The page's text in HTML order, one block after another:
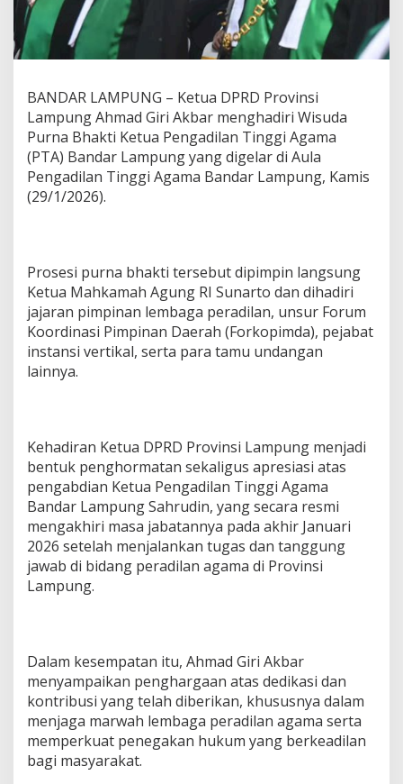
d
i
i
u
r
n
a
B
h
e
t
u
a
P
T
a
r
L
a
m
p
u
n
BANDAR LAMPUNG – Ketua DPRD Provinsi
Lampung Ahmad Giri Akbar menghadiri Wisuda
Purna Bhakti Ketua Pengadilan Tinggi Agama
(PTA) Bandar Lampung yang digelar di Aula
Pengadilan Tinggi Agama Bandar Lampung, Kamis
(29/1/2026).
Prosesi purna bhakti tersebut dipimpin langsung
Ketua Mahkamah Agung RI Sunarto dan dihadiri
jajaran pimpinan lembaga peradilan, unsur Forum
Koordinasi Pimpinan Daerah (Forkopimda), pejabat
instansi vertikal, serta para tamu undangan
lainnya.
Kehadiran Ketua DPRD Provinsi Lampung menjadi
bentuk penghormatan sekaligus apresiasi atas
pengabdian Ketua Pengadilan Tinggi Agama
Bandar Lampung Sahrudin, yang secara resmi
mengakhiri masa jabatannya pada akhir Januari
2026 setelah menjalankan tugas dan tanggung
jawab di bidang peradilan agama di Provinsi
Lampung.
Dalam kesempatan itu, Ahmad Giri Akbar
menyampaikan penghargaan atas dedikasi dan
kontribusi yang telah diberikan, khususnya dalam
menjaga marwah lembaga peradilan agama serta
memperkuat penegakan hukum yang berkeadilan
bagi masyarakat.